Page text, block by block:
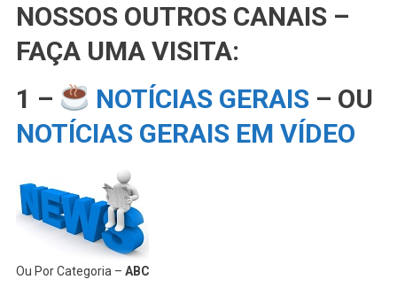
NOSSOS OUTROS CANAIS –
FAÇA UMA VISITA:
1 –
NOTÍCIAS GERAIS – OU
NOTÍCIAS GERAIS EM VÍDEO
Ou Por Categoria – ABC